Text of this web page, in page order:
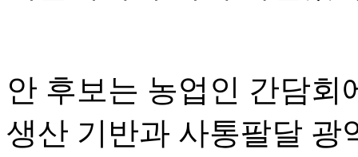
안 후보는 농업인 간담
생산 기반과 사통팔달 광